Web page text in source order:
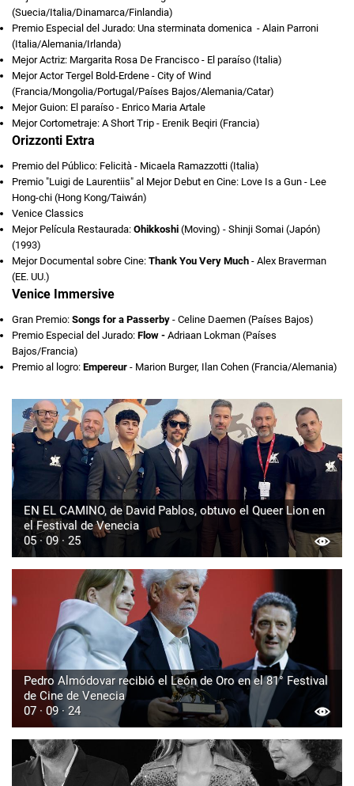
(Suecia/Italia/Dinamarca/Finlandia)
Premio Especial del Jurado: Una sterminata domenica - Alain Parroni
(Italia/Alemania/Irlanda)
Mejor Actriz: Margarita Rosa De Francisco - El paraíso (Italia)
Mejor Actor Tergel Bold-Erdene - City of Wind
(Francia/Mongolia/Portugal/Países Bajos/Alemania/Catar)
Mejor Guion: El paraíso - Enrico Maria Artale
Mejor Cortometraje: A Short Trip - Erenik Beqiri (Francia)
Orizzonti Extra
Premio del Público: Felicità - Micaela Ramazzotti (Italia)
Premio "Luigi de Laurentiis" al Mejor Debut en Cine: Love Is a Gun - Lee
Hong-chi (Hong Kong/Taiwán)
Venice Classics
Mejor Película Restaurada: Ohikkoshi (Moving) - Shinji Somai (Japón)
(1993)
Mejor Documental sobre Cine: Thank You Very Much - Alex Braverman
(EE. UU.)
Venice Immersive
Gran Premio: Songs for a Passerby - Celine Daemen (Países Bajos)
Premio Especial del Jurado: Flow - Adriaan Lokman (Países
Bajos/Francia)
Premio al logro: Empereur - Marion Burger, Ilan Cohen (Francia/Alemania)
EN EL CAMINO, de David Pablos, obtuvo el Queer Lion en
el Festival de Venecia
05 · 09 · 25
Pedro Almódovar recibió el León de Oro en el 81° Festival
de Cine de Venecia
07 · 09 · 24